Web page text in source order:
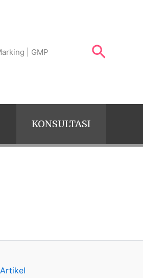
| GMP Search
KONSULTASI
Artikel